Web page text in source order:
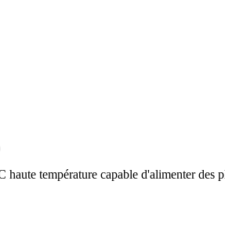
température capable d'alimenter des